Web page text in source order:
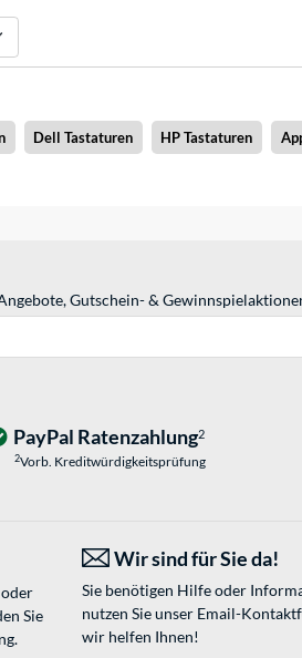
Dell Tastaturen HP Tastaturen
Gutschein- &
PayPal Ratenzahlung2
2Vorb. Kreditwürdigkeitsprüfung
Sie
Wir sind für Sie da!
Sie benötigen Hilfe oder
nutzen Sie unser Email-
wir helfen Ihnen!